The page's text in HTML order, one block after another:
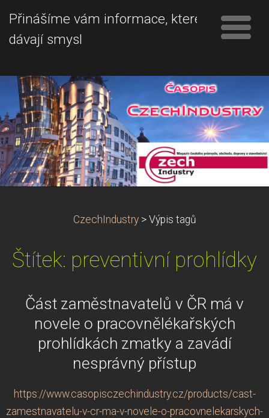
Přinášíme vám informace, které
dávají smysl
CzechIndustry > Výpis tagů
Štítek: preventivní prohlídky
Část zaměstnavatelů v ČR má v
novele o pracovnělékařských
prohlídkách zmatky a zavádí
nesprávný přístup
https://www.casopisczechindustry.cz/products/cast-
zamestnavatelu-v-cr-ma-v-novele-o-pracovnelekarskych-